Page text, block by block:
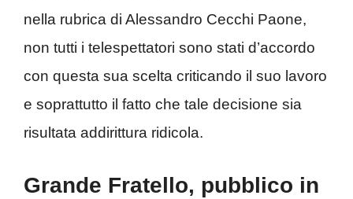
nella rubrica di Alessandro Cecchi Paone,
non tutti i telespettatori sono stati d’accordo
con questa sua scelta criticando il suo lavoro
e soprattutto il fatto che tale decisione sia
risultata addirittura ridicola.
Grande Fratello, pubblico in